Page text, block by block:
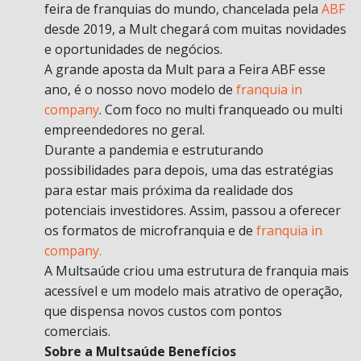
feira de franquias do mundo, chancelada pela ABF
desde 2019, a Mult chegará com muitas novidades
e oportunidades de negócios.
A grande aposta da Mult para a Feira ABF esse
ano, é o nosso novo modelo de franquia in
company. Com foco no multi franqueado ou multi
empreendedores no geral.
Durante a pandemia e estruturando
possibilidades para depois, uma das estratégias
para estar mais próxima da realidade dos
potenciais investidores. Assim, passou a oferecer
os formatos de microfranquia e de franquia in
company.
A Multsaúde criou uma estrutura de franquia mais
acessível e um modelo mais atrativo de operação,
que dispensa novos custos com pontos
comerciais.
Sobre a Multsaúde Benefícios